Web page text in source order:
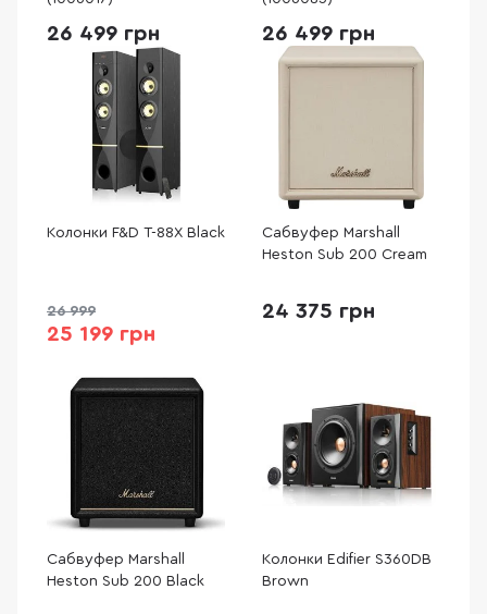
26 499 грн 26 499 грн
Колонки F&D T-88X Black
26 999
25 199 грн
Сабвуфер Marshall
Heston Sub 200 Cream
24 375 грн
Сабвуфер Marshall
Heston Sub 200 Black
Колонки Edifier S360DB
Brown